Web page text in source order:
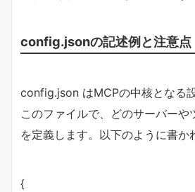
config.jsonの記述例と注意点
config.json はMCPの中核となる
このファイルで、どのサーバーや
を定義します。以下のように書か
{